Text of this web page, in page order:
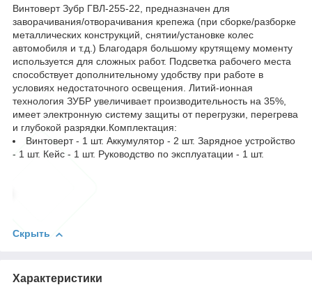
Винтоверт Зубр ГВЛ-255-22, предназначен для
заворачивания/отворачивания крепежа (при сборке/разборке
металлических конструкций, снятии/установке колес
автомобиля и т.д.) Благодаря большому крутящему моменту
используется для сложных работ. Подсветка рабочего места
способствует дополнительному удобству при работе в
условиях недостаточного освещения. Литий-ионная
технология ЗУБР увеличивает производительность на 35%,
имеет электронную систему защиты от перегрузки, перегрева
и глубокой разрядки.Комплектация:
Винтоверт - 1 шт. Аккумулятор - 2 шт. Зарядное устройство
- 1 шт. Кейс - 1 шт. Руководство по эксплуатации - 1 шт.
Скрыть
Характеристики